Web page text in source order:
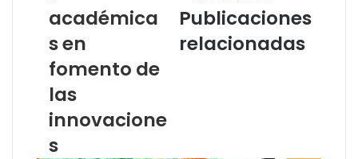
académica
s en
fomento de
las
innovacione
s
Publicaciones
relacionadas